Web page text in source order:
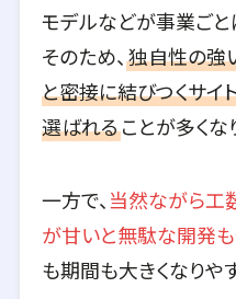
モデルなどが事業ごと
そのため、 独自性の強
と密接に結びつくサイ
選ばれることが多くな
一方で、当然ながら工
が甘いと無駄な開発
も期間も大きくなりや